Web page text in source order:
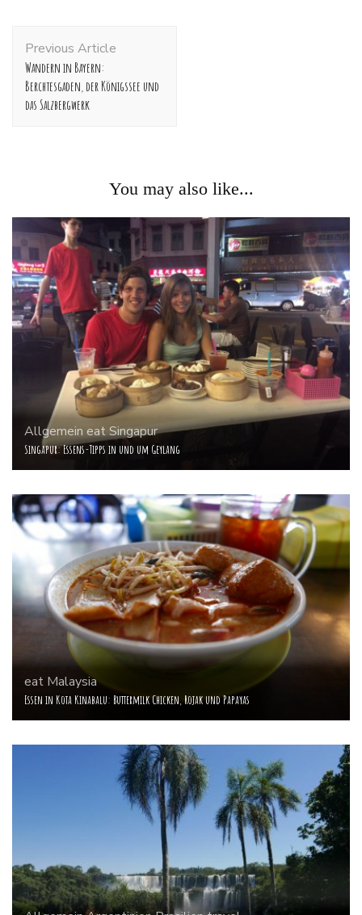
Navigation
Previous Article
Wandern in Bayern:
Berchtesgaden, der Königssee und
das Salzbergwerk
You may also like...
Allgemein eatSingapur
Singapur: Essens-Tipps in und um Geylang
eat Malaysia
Essen in Kota Kinabalu: Buttermilk Chicken, Rojak und Papayas